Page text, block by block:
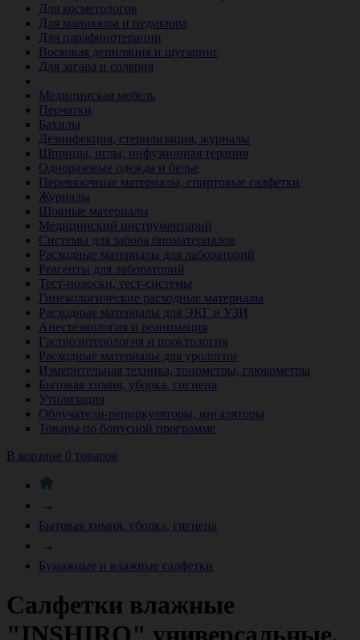
Для косметологов
Для маникюра и педикюра
Для парафинотерапии
Восковая депиляция и шугаринг
Для загара и солярия
Медицинская мебель
Перчатки
Бахилы
Дезинфекция, стерилизация, журналы
Шприцы, иглы, инфузионная терапия
Одноразовые одежда и белье
Перевязочные материалы, спиртовые салфетки
Журналы
Шовные материалы
Медицинский инструментарий
Системы для забора биоматериалов
Расходные материалы для лабораторий
Реагенты для лабораторий
Тест-полоски, тест-системы
Гинекологические расходные материалы
Расходные материалы для ЭКГ и УЗИ
Анестезиология и реанимация
Гастроэнтерология и проктология
Расходные материалы для урологии
Измерительная техника, тонометры, глюкометры
Бытовая химия, уборка, гигиена
Утилизация
Облучатели-рециркуляторы, ингаляторы
Товары по бонусной программе
В корзине 0 товаров
→
Бытовая химия, уборка, гигиена
→
Бумажные и влажные салфетки
Салфетки влажные